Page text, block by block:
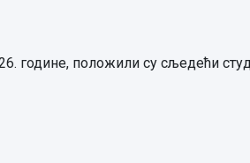
године, положили су сљедећи